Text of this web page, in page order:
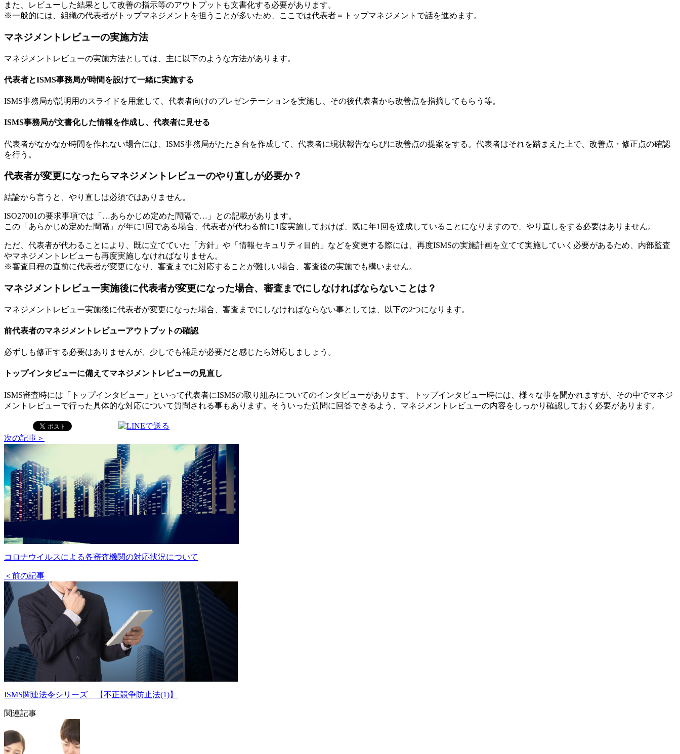
また、レビューした結果として改善の指示等のアウトプットも文書化する必要があります。
※一般的には、組織の代表者がトップマネジメントを担うことが多いため、ここでは代表者＝トップマネジメントで話を進めます。
マネジメントレビューの実施方法
マネジメントレビューの実施方法としては、主に以下のような方法があります。
代表者とISMS事務局が時間を設けて一緒に実施する
ISMS事務局が説明用のスライドを用意して、代表者向けのプレゼンテーションを実施し、その後代表者から改善点を指摘してもらう等。
ISMS事務局が文書化した情報を作成し、代表者に見せる
代表者がなかなか時間を作れない場合には、ISMS事務局がたたき台を作成して、代表者に現状報告ならびに改善点の提案をする。代表者はそれを踏まえた上で、改善点・修正点の確認
を行う。
代表者が変更になったらマネジメントレビューのやり直しが必要か？
結論から言うと、やり直しは必須ではありません。
ISO27001の要求事項では「…あらかじめ定めた間隔で…」との記載があります。
この「あらかじめ定めた間隔」が年に1回である場合、代表者が代わる前に1度実施しておけば、既に年1回を達成していることになりますので、やり直しをする必要はありません。
ただ、代表者が代わることにより、既に立てていた「方針」や「情報セキュリティ目的」などを変更する際には、再度ISMSの実施計画を立てて実施していく必要があるため、内部監査
やマネジメントレビューも再度実施しなければなりません。
※審査日程の直前に代表者が変更になり、審査までに対応することが難しい場合、審査後の実施でも構いません。
マネジメントレビュー実施後に代表者が変更になった場合、審査までにしなければならないことは？
マネジメントレビュー実施後に代表者が変更になった場合、審査までにしなければならない事としては、以下の2つになります。
前代表者のマネジメントレビューアウトプットの確認
必ずしも修正する必要はありませんが、少しでも補足が必要だと感じたら対応しましょう。
トップインタビューに備えてマネジメントレビューの見直し
ISMS審査時には「トップインタビュー」といって代表者にISMSの取り組みについてのインタビューがあります。トップインタビュー時には、様々な事を聞かれますが、その中でマネジ
メントレビューで行った具体的な対応について質問される事もあります。そういった質問に回答できるよう、マネジメントレビューの内容をしっかり確認しておく必要があります。
次の記事＞
コロナウイルスによる各審査機関の対応状況について
＜前の記事
ISMS関連法令シリーズ 【不正競争防止法(1)】
関連記事